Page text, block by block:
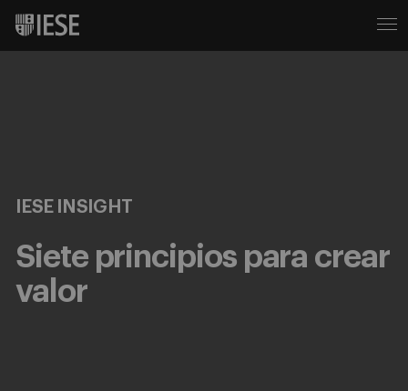
IESE INSIGHT
Siete principios para crear
valor